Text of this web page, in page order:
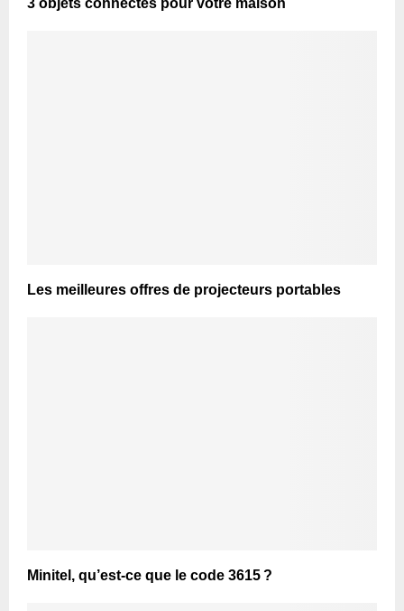
3 objets connectés pour votre maison
Les meilleures offres de projecteurs portables
Minitel, qu’est-ce que le code 3615 ?